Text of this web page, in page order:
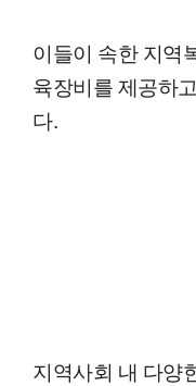
이들이 속한 지역
육장비를 제공하
다.
지역사회 내 다양